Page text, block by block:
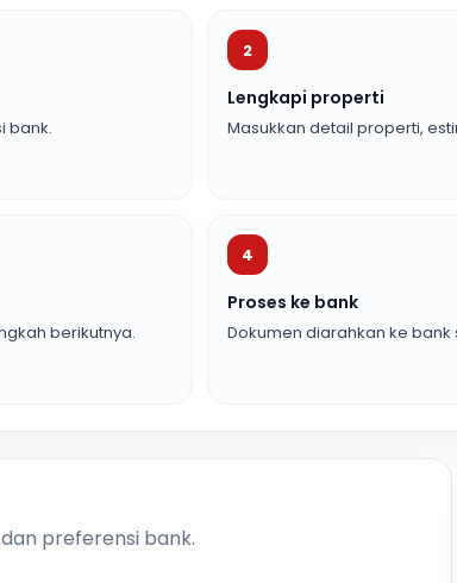
bank.
2
Lengkapi properti
Masukkan detail properti,
berikutnya.
4
Proses ke bank
Dokumen diarahkan ke
preferensi bank.